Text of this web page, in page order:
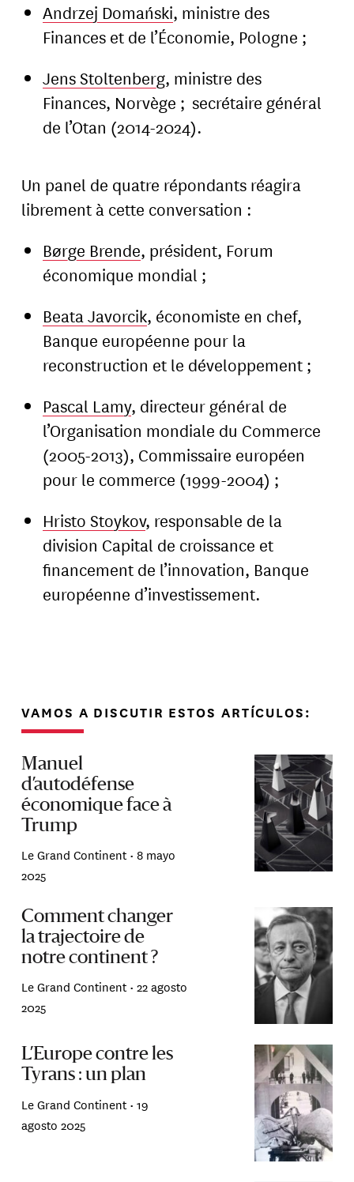
Andrzej Domański, ministre des
Finances et de l’Économie, Pologne ;
Jens Stoltenberg, ministre des
Finances, Norvège ; secrétaire général
de l’Otan (2014-2024).
Un panel de quatre répondants réagira
librement à cette conversation :
Børge Brende, président, Forum
économique mondial ;
Beata Javorcik, économiste en chef,
Banque européenne pour la
reconstruction et le développement ;
Pascal Lamy, directeur général de
l’Organisation mondiale du Commerce
(2005-2013), Commissaire européen
pour le commerce (1999-2004) ;
Hristo Stoykov, responsable de la
division Capital de croissance et
financement de l’innovation, Banque
européenne d’investissement.
VAMOS A DISCUTIR ESTOS ARTÍCULOS:
Manuel
d’autodéfense
économique face à
Trump
Le Grand Continent • 8 mayo
2025
Comment changer
la trajectoire de
notre continent ?
Le Grand Continent •22 agosto
2025
L’Europe contre les
Tyrans : un plan
Le Grand Continent •19
agosto 2025